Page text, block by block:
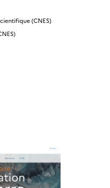
(CNES)